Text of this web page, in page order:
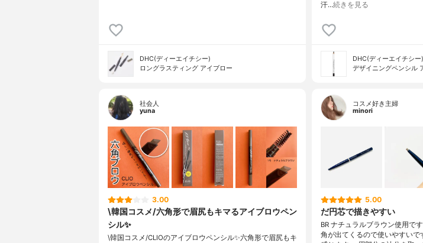
DHC(ディーエイチシー)
ロングラスティング アイブロー
汗…続きを見る
DHC(ディーエイチシー)
デザイニングペンシル
社会人
yuna
3.00
\韓国コスメ/六角形で眉尻もキマるアイブロウペン
シル✨
\韓国コスメ/CLIOのアイブロウペンシル✨六角形で眉尻もキ
コスメ好き主婦
minori
5.00
だ円芯で描きやすい
BR ナチュラルブラウン使用で
角が出てくるので使いやすいで